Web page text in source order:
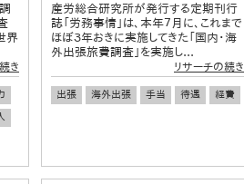
界
き
産労総合研究所が発行する定期刊行
誌「労務事情」は、本年７月に、これまで
ほぼ３年おきに実施してきた「国内・海
外出張旅費調査」を実施し...
リサーチの続き
出張 海外出張 手当 待遇 経費